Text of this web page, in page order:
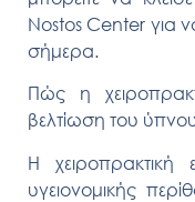
Nostos Center για
σήμερα.
Πώς η
βελτίωση του
Η χειροπρακτική
υγειονομικής